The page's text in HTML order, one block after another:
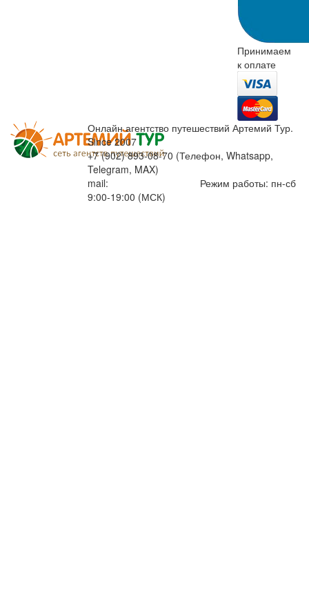
Принимаем
к оплате
Онлайн агентство путешествий Артемий Тур.
Since 2007
+7 (902) 893-08-70 (Телефон, Whatsapp,
Telegram, MAX)
mail:
Режим работы: пн-сб
9:00-19:00 (МСК)